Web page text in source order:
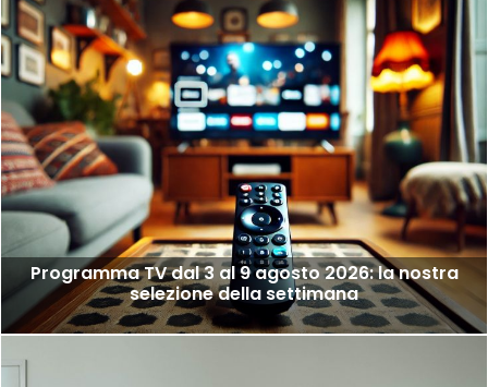
Programma TV dal 3 al 9 agosto 2026: la nostra
selezione della settimana